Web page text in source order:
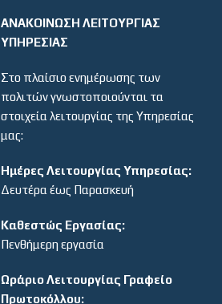
ΑΝΑΚΟΙΝΩΣΗ ΛΕΙΤΟΥΡΓΙΑΣ
ΥΠΗΡΕΣΙΑΣ
Στο πλαίσιο ενημέρωσης των
πολιτών γνωστοποιούνται τα
στοιχεία λειτουργίας της Υπηρεσίας
μας:
Ημέρες Λειτουργίας Υπηρεσίας:
Δευτέρα έως Παρασκευή
Καθεστώς Εργασίας:
Πενθήμερη εργασία
Ωράριο Λειτουργίας Γραφείο
Πρωτοκόλλου: